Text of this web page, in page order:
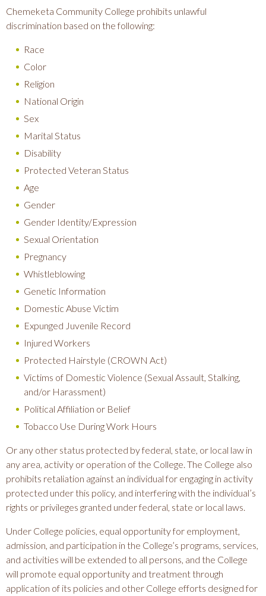
Chemeketa Community College prohibits unlawful
discrimination based on the following:
Race
Color
Religion
National Origin
Sex
Marital Status
Disability
Protected Veteran Status
Age
Gender
Gender Identity/Expression
Sexual Orientation
Pregnancy
Whistleblowing
Genetic Information
Domestic Abuse Victim
Expunged Juvenile Record
Injured Workers
Protected Hairstyle (CROWN Act)
Victims of Domestic Violence (Sexual Assault, Stalking,
and/or Harassment)
Political Affiliation or Belief
Tobacco Use During Work Hours
Or any other status protected by federal, state, or local law in
any area, activity or operation of the College. The College also
prohibits retaliation against an individual for engaging in activity
protected under this policy, and interfering with the individual’s
rights or privileges granted under federal, state or local laws.
Under College policies, equal opportunity for employment,
admission, and participation in the College’s programs, services,
and activities will be extended to all persons, and the College
will promote equal opportunity and treatment through
application of its policies and other College efforts designed for